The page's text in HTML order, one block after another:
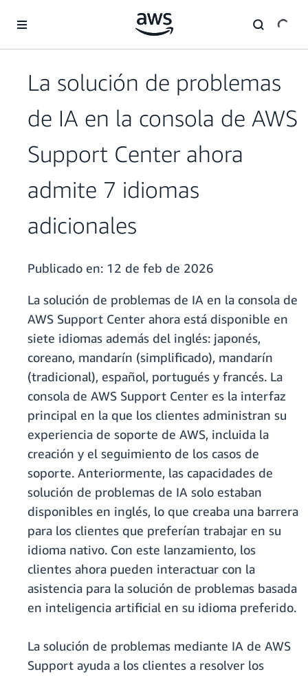
La solución de problemas
de IA en la consola de AWS
Support Center ahora
admite 7 idiomas
adicionales
Publicado en: 12 de feb de 2026
La solución de problemas de IA en la consola de
AWS Support Center ahora está disponible en
siete idiomas además del inglés: japonés,
coreano, mandarín (simplificado), mandarín
(tradicional), español, portugués y francés. La
consola de AWS Support Center es la interfaz
principal en la que los clientes administran su
experiencia de soporte de AWS, incluida la
creación y el seguimiento de los casos de
soporte. Anteriormente, las capacidades de
solución de problemas de IA solo estaban
disponibles en inglés, lo que creaba una barrera
para los clientes que preferían trabajar en su
idioma nativo. Con este lanzamiento, los
clientes ahora pueden interactuar con la
asistencia para la solución de problemas basada
en inteligencia artificial en su idioma preferido.
La solución de problemas mediante IA de AWS
Support ayuda a los clientes a resolver los